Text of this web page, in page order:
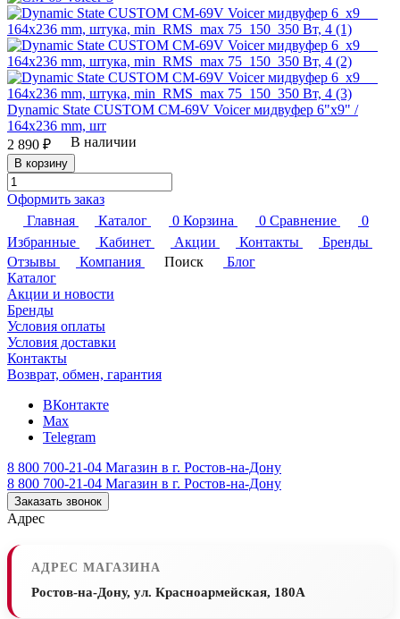
Dynamic State CUSTOM CM-69V Voicer мидвуфер 6"x9" /
164x236 mm, шт
2 890 ₽
В наличии
В корзину
Оформить заказ
Главная
Каталог 0 Корзина 0 Сравнение
0
Избранные
Кабинет Акции Контакты
Бренды
Отзывы
Компания Поиск
Блог
Каталог
Акции и новости
Бренды
Условия оплаты
Условия доставки
Контакты
Возврат, обмен, гарантия
ВКонтакте
Max
Telegram
8 800 700-21-04 Магазин в г. Ростов-на-Дону
8 800 700-21-04 Магазин в г. Ростов-на-Дону
Заказать звонок
Адрес
АДРЕС МАГАЗИНА
Ростов-на-Дону, ул. Красноармейская, 180А